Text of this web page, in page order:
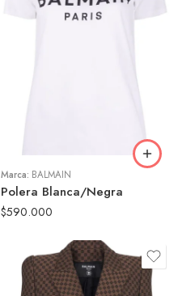
Marca: BALMAIN
Polera Blanca/Negra
$590.000